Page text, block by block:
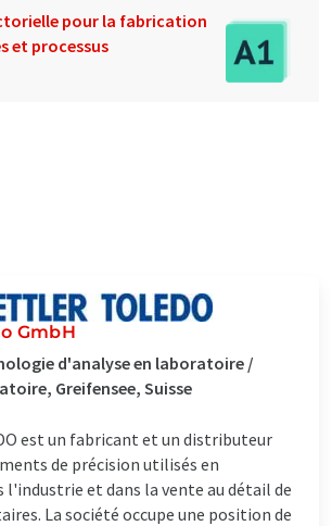
pour la fabrication
et processus
GmbH
d'analyse en laboratoire /
Greifensee, Suisse
est un fabricant et un distributeur
de précision utilisés en
l'industrie et dans la vente au détail de
La société occupe une position de